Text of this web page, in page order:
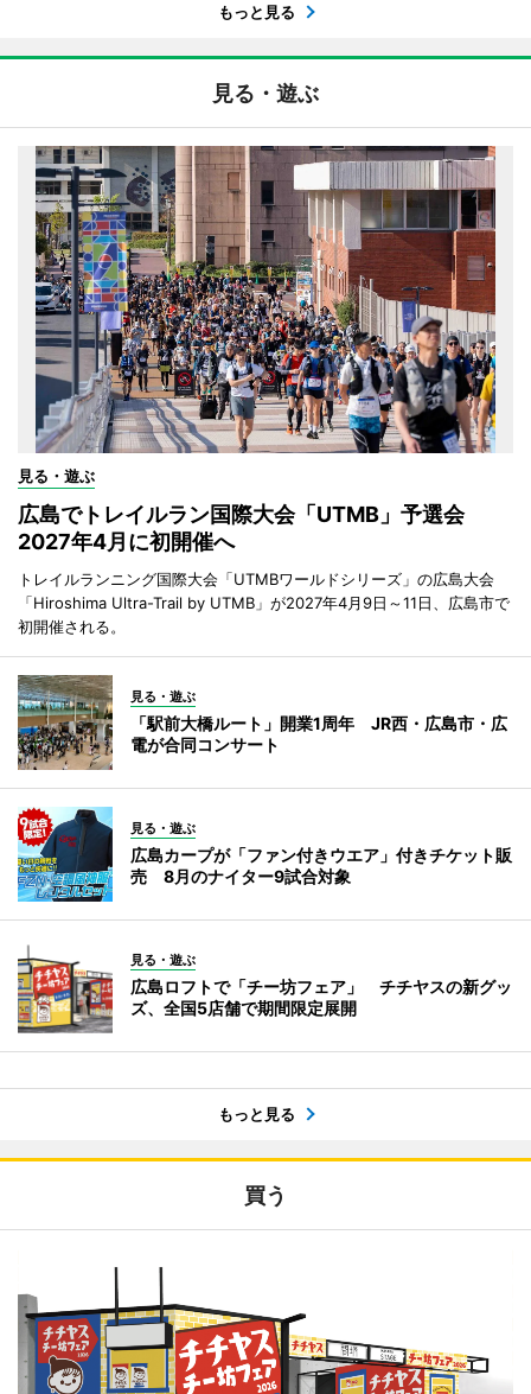
もっと見る
見る・遊ぶ
見る・遊ぶ
広島でトレイルラン国際大会「UTMB」予選会
2027年4月に初開催へ
トレイルランニング国際大会「UTMBワールドシリーズ」の広島大会
「Hiroshima Ultra-Trail by UTMB」が2027年4月9日～11日、広島市で
初開催される。
見る・遊ぶ
「駅前大橋ルート」開業1周年 JR西・広島市・広
電が合同コンサート
見る・遊ぶ
広島カープが「ファン付きウエア」付きチケット販
売 8月のナイター9試合対象
見る・遊ぶ
広島ロフトで「チー坊フェア」 チチヤスの新グッ
ズ、全国5店舗で期間限定展開
もっと見る
買う